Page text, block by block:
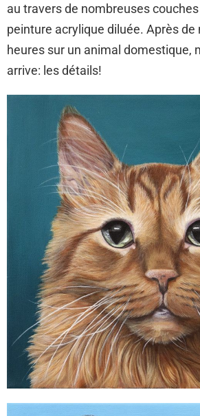
au travers de nombreuses
peinture acrylique diluée. Après de
heures sur un animal domestique,
arrive: les détails!